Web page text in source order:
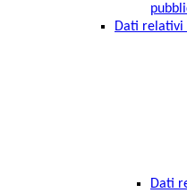
Dati relativi
Dati